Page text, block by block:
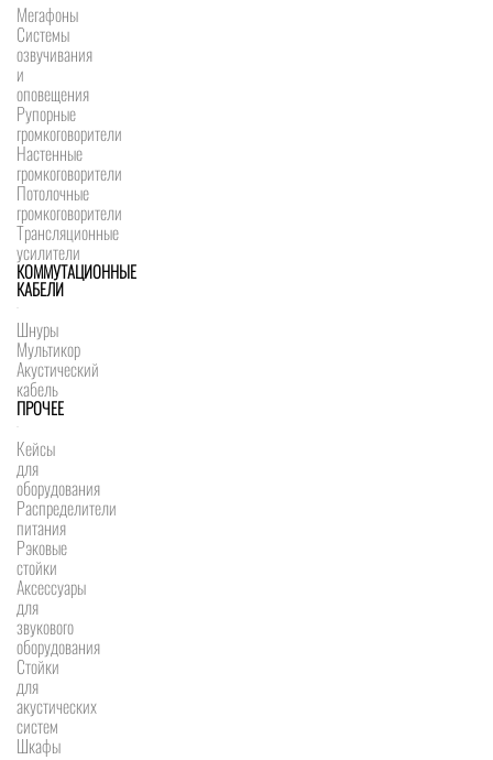
Мегафоны
Системы
озвучивания
и
оповещения
Рупорные
громкоговорители
Настенные
громкоговорители
Потолочные
громкоговорители
Трансляционные
усилители
КОММУТАЦИОННЫЕ
КАБЕЛИ
Шнуры
Мультикор
Акустический
кабель
ПРОЧЕЕ
Кейсы
для
оборудования
Распределители
питания
Рэковые
стойки
Аксессуары
для
звукового
оборудования
Стойки
для
акустических
систем
Шкафы